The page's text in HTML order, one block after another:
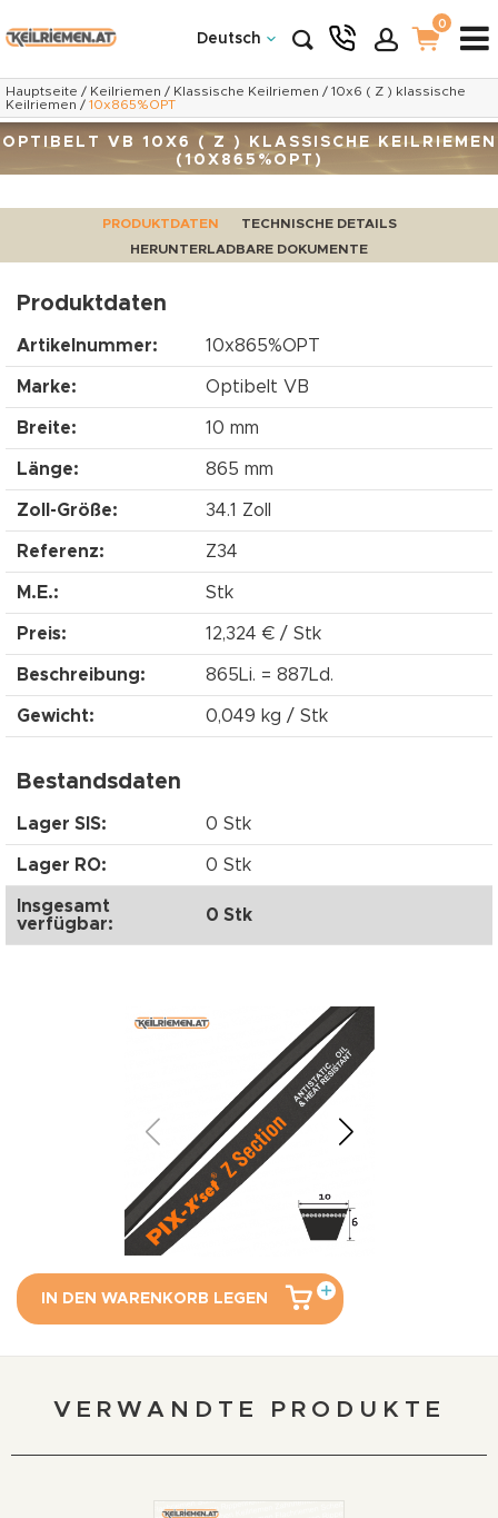
Deutsch
0
Hauptseite / Keilriemen / Klassische Keilriemen / 10x6 ( Z ) klassische
Keilriemen / 10x865%OPT
OPTIBELT VB 10X6 ( Z ) KLASSISCHE KEILRIEMEN
(10X865%OPT)
PRODUKTDATEN
TECHNISCHE DETAILS
HERUNTERLADBARE DOKUMENTE
Produktdaten
Artikelnummer: 10x865%OPT
Marke: Optibelt VB
Breite: 10 mm
Länge: 865 mm
Zoll-Größe: 34.1 Zoll
Referenz: Z34
M.E.: Stk
Preis: 12,324 € / Stk
Beschreibung: 865Li. = 887Ld.
Gewicht: 0,049 kg / Stk
Bestandsdaten
Lager SIS: 0 Stk
Lager RO: 0 Stk
Insgesamt
verfügbar:
0 Stk
IN DEN WARENKORB LEGEN
VERWANDTE PRODUKTE